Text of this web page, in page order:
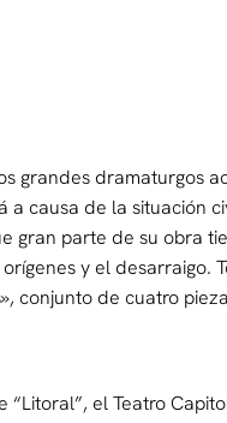
grandes dramaturgos
causa de la situación
gran parte de su obra
y el desarraigo.
conjunto de cuatro
el Teatro